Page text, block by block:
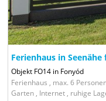
Ferienhaus in Seenähe
Objekt FO14 in Fonyód
Ferienhaus , max. 6
Garten , Internet , ruhige